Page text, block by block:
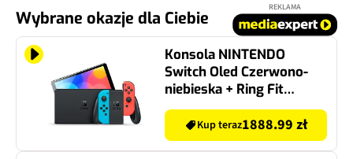
Wybrane okazje dla Ciebie
REKLAMA
Konsola NINTENDO
Switch Oled Czerwono-
niebieska + Ring Fit
Adventure Gra NINTENDO
SWITCHKup teraz1888.99 zł